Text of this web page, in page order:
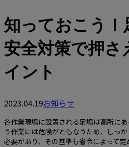
知っておこう！
安全対策で押さ
イント
2023.04.19お知らせ
各作業現場に設置される足場は高所に
う作業には危険がともなうため、しっ
必要があり、その基準も省令によって定